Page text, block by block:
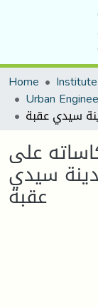
Home
على
سيدي
عقبة